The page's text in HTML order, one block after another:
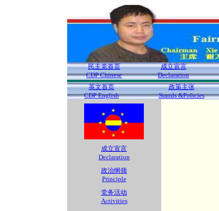
民主党首页
CDP Chinese
成立宣言
Declaration
英文首页
CDP English
政策主张
Stands &Policies
成立宣言
Declaration
政治纲领
Principle
党务活动
Activities